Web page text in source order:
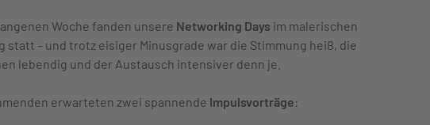
Woche fanden unsere Networking Days im malerischen
statt – und trotz eisiger Minusgrade war die Stimmung heiß, die
lebendig und der Austausch intensiver denn je.
erwarteten zwei spannende Impulsvorträge: